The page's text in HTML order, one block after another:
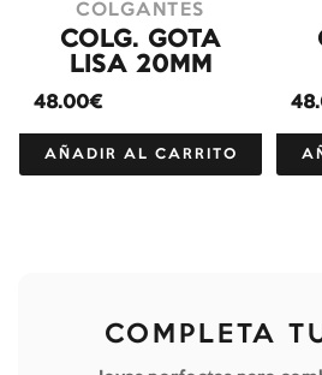
COLGANTES
COLG. GOTA
LISA 20MM
48.00€
AÑADIR AL CARRITO
COMPLETA